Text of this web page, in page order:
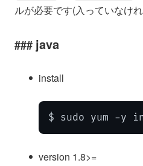
ルが必要です(入っていなけれ
java
install
$ sudo yum -y
version 1.8>=